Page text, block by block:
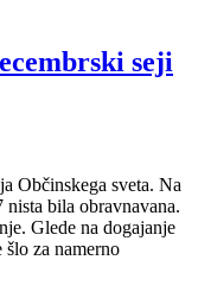
seji
Občinskega sveta. Na
bila obravnavana.
Glede na dogajanje
za namerno